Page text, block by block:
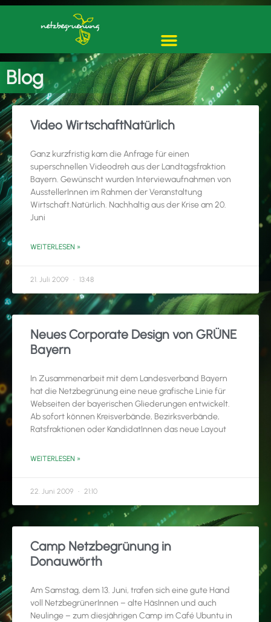
Blog
Video WirtschaftNatürlich
Ganz kurzfristig kam die Anfrage für einen
superschnellen Videodreh aus der Landtagsfraktion
Bayern. Gewünscht wurden Interviewaufnahmen von
AusstellerInnen im Rahmen der Veranstaltung
Wirtschaft.Natürlich. Nachhaltig aus der Krise am 20.
Juni
WEITERLESEN »
21. Juli 2009 13:48
Neues Corporate Design von GRÜNE
Bayern
In Zusammenarbeit mit dem Landesverband Bayern
hat die Netzbegrünung eine neue grafische Linie für
Webseiten der bayerischen Gliederungen entwickelt.
Ab sofort können Kreisverbände, Bezirksverbände,
Ratsfraktionen oder KandidatInnen das neue Layout
WEITERLESEN »
22. Juni 2009 21:10
Camp Netzbegrünung in
Donauwörth
Am Samstag, dem 13. Juni, trafen sich eine gute Hand
voll NetzbegrünerInnen – alte HäsInnen und auch
Neulinge – zum diesjährigen Camp im Café Ubuntu in